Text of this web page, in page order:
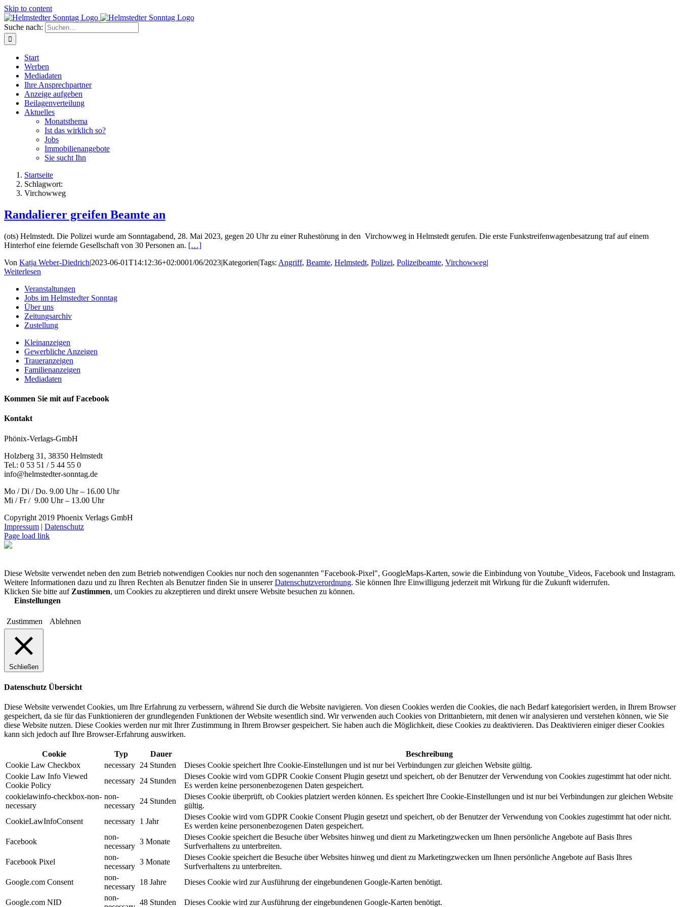
Skip to content
Suche nach:
Start
Werben
Mediadaten
Ihre Ansprechpartner
Anzeige aufgeben
Beilagenverteilung
Aktuelles
Monatsthema
Ist das wirklich so?
Jobs
Immobilienangebote
Sie sucht Ihn
Startseite
Schlagwort:
Virchowweg
Randalierer greifen Beamte an
(ots) Helmstedt. Die Polizei wurde am Sonntagabend, 28. Mai 2023, gegen 20 Uhr zu einer Ruhestörung in den Virchowweg in Helmstedt gerufen. Die erste Funkstreifenwagenbesatzung traf auf einem
Hinterhof eine feiernde Gesellschaft von 30 Personen an. […]
Von Katja Weber-Diedrich|2023-06-01T14:12:36+02:0001/06/2023|Kategorien|Tags: Angriff, Beamte, Helmstedt, Polizei, Polizeibeamte, Virchowweg|
Weiterlesen
Veranstaltungen
Jobs im Helmstedter Sonntag
Über uns
Zeitungsarchiv
Zustellung
Kleinanzeigen
Gewerbliche Anzeigen
Traueranzeigen
Familienanzeigen
Mediadaten
Kommen Sie mit auf Facebook
Kontakt
Phönix-Verlags-GmbH
Holzberg 31, 38350 Helmstedt
Tel.: 0 53 51 / 5 44 55 0
info@helmstedter-sonntag.de
Mo / Di / Do. 9.00 Uhr – 16.00 Uhr
Mi / Fr / 9.00 Uhr – 13.00 Uhr
Copyright 2019 Phoenix Verlags GmbH
Impressum | Datenschutz
Page load link
Diese Website verwendet neben den zum Betrieb notwendigen Cookies nur noch den sogenannten "Facebook-Pixel", GoogleMaps-Karten, sowie die Einbindung von Youtube_Videos, Facebook und Instagram.
Weitere Informationen dazu und zu Ihren Rechten als Benutzer finden Sie in unsererDatenschutzverordnung. Sie können Ihre Einwilligung jederzeit mit Wirkung für die Zukunft widerrufen.
Klicken Sie bitte auf Zustimmen, um Cookies zu akzeptieren und direkt unsere Website besuchen zu können.
Einstellungen
Zustimmen Ablehnen
Schließen
Datenschutz Übersicht
Diese Website verwendet Cookies, um Ihre Erfahrung zu verbessern, während Sie durch die Website navigieren. Von diesen Cookies werden die Cookies, die nach Bedarf kategorisiert werden, in Ihrem Browser
gespeichert, da sie für das Funktionieren der grundlegenden Funktionen der Website wesentlich sind. Wir verwenden auch Cookies von Drittanbietern, mit denen wir analysieren und verstehen können, wie Sie
diese Website nutzen. Diese Cookies werden nur mit Ihrer Zustimmung in Ihrem Browser gespeichert. Sie haben auch die Möglichkeit, diese Cookies zu deaktivieren. Das Deaktivieren einiger dieser Cookies
kann sich jedoch auf Ihre Browser-Erfahrung auswirken.
Cookie Typ Dauer
Beschreibung
Cookie Law Checkbox
necessary 24 Stunden
Dieses Cookie speichert Ihre Cookie-Einstellungen und ist nur bei Verbindungen zur gleichen Website gültig.
Cookie Law Info Viewed
Cookie Policy
necessary 24 Stunden
Dieses Cookie wird vom GDPR Cookie Consent Plugin gesetzt und speichert, ob der Benutzer der Verwendung von Cookies zugestimmt hat oder nicht.
Es werden keine personenbezogenen Daten gespeichert.
cookielawinfo-checkbox-non-
necessary
non-
necessary
24 Stunden
Dieses Cookie überprüft, ob Cookies platziert werden können. Es speichert Ihre Cookie-Einstellungen und ist nur bei Verbindungen zur gleichen Website
gültig.
CookieLawInfoConsent
necessary 1 Jahr
Dieses Cookie wird vom GDPR Cookie Consent Plugin gesetzt und speichert, ob der Benutzer der Verwendung von Cookies zugestimmt hat oder nicht.
Es werden keine personenbezogenen Daten gespeichert.
Facebook
non-
necessary
3 Monate
Dieses Cookie speichert die Besuche über Websites hinweg und dient zu Marketingzwecken um Ihnen persönliche Angebote auf Basis Ihres
Surfverhaltens zu unterbreiten.
Facebook Pixel
non-
necessary
3 Monate
Dieses Cookie speichert die Besuche über Websites hinweg und dient zu Marketingzwecken um Ihnen persönliche Angebote auf Basis Ihres
Surfverhaltens zu unterbreiten.
Google.com Consent
non-
necessary
18 Jahre Dieses Cookie wird zur Ausführung der eingebundenen Google-Karten benötigt.
Google.com NID
non-
48 Stunden Dieses Cookie wird zur Ausführung der eingebundenen Google-Karten benötigt.